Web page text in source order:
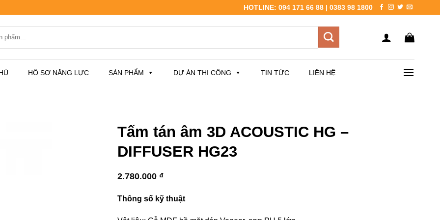
HOTLINE: 094 171 66 88 | 0383 98 1800
HỒ SƠ NĂNG LỰC SẢN PHẨM DỰ ÁN THI CÔNG TIN TỨC LIÊN HỆ
Tấm tán âm 3D ACOUSTIC HG –
DIFFUSER HG23
2.780.000 ₫
Thông số kỹ thuật